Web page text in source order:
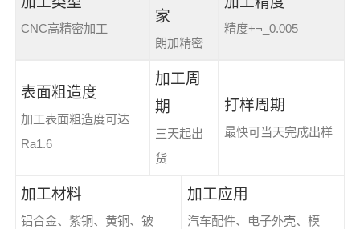
CNC高精密加工
家
朗加精密
精度+¬_0.005
表面粗造度
加工表面粗造度可达
Ra1.6
加工周
期
三天起出
货
打样周期
最快可当天完成出样
加工材料
铝合金、紫铜、黄铜、铍
加工应用
汽车配件、电子外壳、模